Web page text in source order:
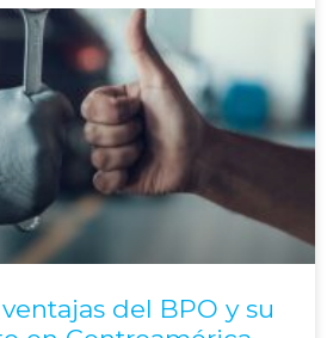
del BPO y su